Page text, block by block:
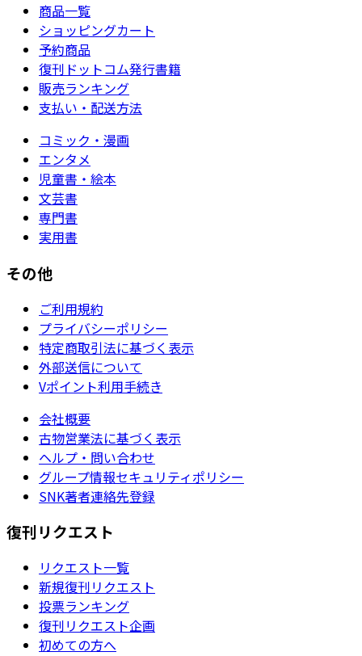
商品一覧
ショッピングカート
予約商品
復刊ドットコム発行書籍
販売ランキング
支払い・配送方法
コミック・漫画
エンタメ
児童書・絵本
文芸書
専門書
実用書
その他
ご利用規約
プライバシーポリシー
特定商取引法に基づく表示
外部送信について
Vポイント利用手続き
会社概要
古物営業法に基づく表示
ヘルプ・問い合わせ
グループ情報セキュリティポリシー
SNK著者連絡先登録
復刊リクエスト
リクエスト一覧
新規復刊リクエスト
投票ランキング
復刊リクエスト企画
初めての方へ